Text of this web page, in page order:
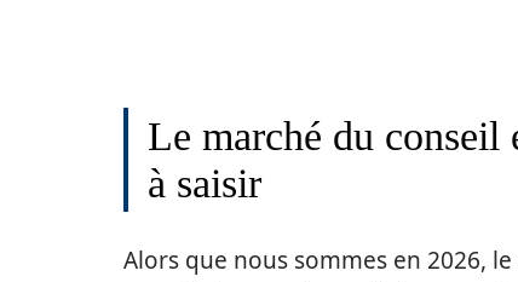
Le marché du conseil
à saisir
Alors que nous sommes en 2026,